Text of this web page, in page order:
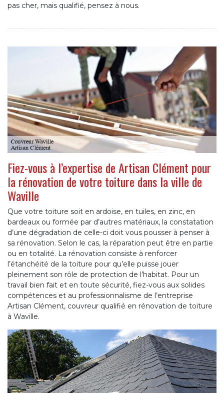
pas cher, mais qualifié, pensez à nous.
Fiez-vous à l’expertise de Artisan Clément pour
la rénovation de votre toiture dans la ville de
Waville
Que votre toiture soit en ardoise, en tuiles, en zinc, en
bardeaux ou formée par d’autres matériaux, la constatation
d’une dégradation de celle-ci doit vous pousser à penser à
sa rénovation. Selon le cas, la réparation peut être en partie
ou en totalité. La rénovation consiste à renforcer
l’étanchéité de la toiture pour qu’elle puisse jouer
pleinement son rôle de protection de l’habitat. Pour un
travail bien fait et en toute sécurité, fiez-vous aux solides
compétences et au professionnalisme de l’entreprise
Artisan Clément, couvreur qualifié en rénovation de toiture
à Waville.